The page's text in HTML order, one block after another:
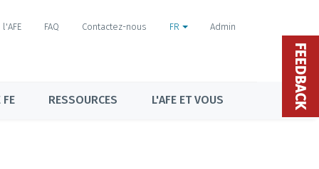
FAQ Contactez-nous FR Admin
RESSOURCES L'AFE ET VOUS FEEDBACK